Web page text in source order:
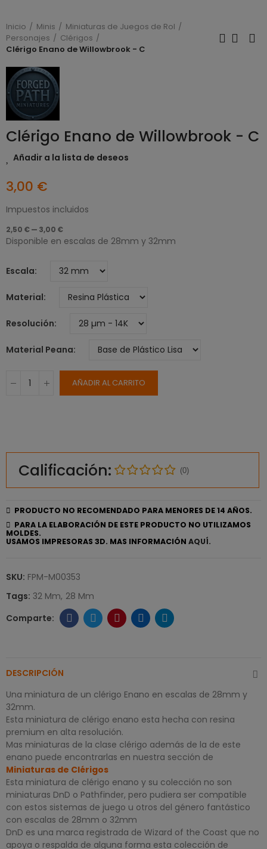
Inicio Minis
Miniaturas de Juegos de Rol
Personajes
Clérigos
Clérigo Enano de Willowbrook - C
Clérigo Enano de Willowbrook - C
Añadir a la lista de deseos
3,00 €
Impuestos incluidos
2,50 € — 3,00 €
Disponible en escalas de 28mm y 32mm
Escala
Material
Resolución
Material Peana
AÑADIR AL CARRITO
Calificación: (0)
PRODUCTO NO RECOMENDADO PARA MENORES DE 14 AÑOS.
PARA LA ELABORACIÓN DE ESTE PRODUCTO NO UTILIZAMOS
MOLDES.
USAMOS IMPRESORAS 3D. MAS INFORMACIÓN AQUÍ.
SKU: FPM-M00353
Tags: 32 Mm 28 Mm
DESCRIPCIÓN
Una miniatura de un clérigo Enano en escalas de 28mm y
32mm.
Esta miniatura de clérigo enano esta hecha con resina
premium en alta resolución.
Mas miniaturas de la clase clérigo además de la de este
enano puede encontrarlas en nuestra sección de
Miniaturas de Clérigos
Esta miniatura de clérigo enano y su colección no son
miniaturas DnD o Pathfinder, pero pudiera ser compatible
con estos sistemas de juego u otros del género fantástico
con escalas de 28mm o 32mm
DnD es una marca registrada de Wizard of the Coast que no
apoya o respalda de alguna forma esta colección de